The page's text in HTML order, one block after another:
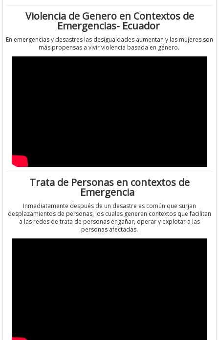
Violencia de Genero en Contextos de
Emergencias- Ecuador
En emergencias y desastres las desigualdades aumentan y las mujeres son
más propensas a vivir violencia basada en género.
Trata de Personas en contextos de
Emergencia
Inmediatamente después de un desastre es común que surjan
desplazamientos de personas, los cuales generan contextos que facilitan
a las redes de trata de personas engañar, operar y explotar a las
personas afectadas.